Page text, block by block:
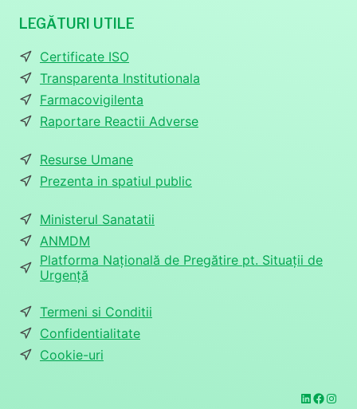
LEGĂTURI UTILE
Certificate ISO
Transparenta Institutionala
Farmacovigilenta
Raportare Reactii Adverse
Resurse Umane
Prezenta in spatiul public
Ministerul Sanatatii
ANMDM
Platforma Națională de Pregătire pt. Situații de
Urgență
Termeni si Conditii
Confidentialitate
Cookie-uri
LinkedIn